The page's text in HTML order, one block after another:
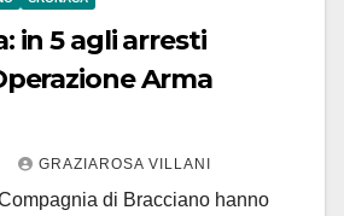
in 5 agli arresti
Arma
GRAZIAROSA VILLANI
di Bracciano hanno